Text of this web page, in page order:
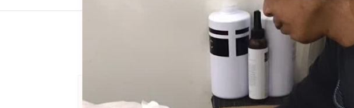
目次